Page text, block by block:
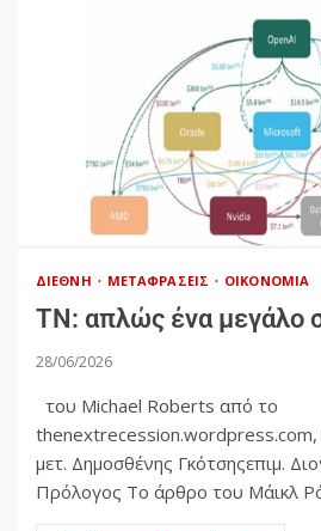
ΔΙΕΘΝΉ ΜΕΤΑΦΡΆΣΕΙΣ ΟΙΚΟΝΟΜΊΑ
ΤΝ: απλώς ένα μεγάλο
28/06/2026
του Michael Roberts από το
μετ. Δημοσθένης Γκότσηςεπιμ.
Πρόλογος Το άρθρο του Μάικλ